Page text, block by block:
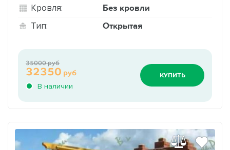
Кровля: Без кровли
Тип: Открытая
В наличии
32350 руб
35000 руб
КУПИТЬ